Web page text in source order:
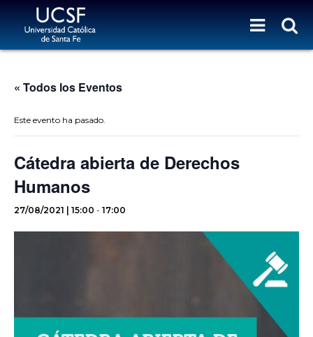
« Todos los Eventos
Este evento ha pasado.
Cátedra abierta de Derechos
Humanos
27/08/2021 | 15:00 - 17:00